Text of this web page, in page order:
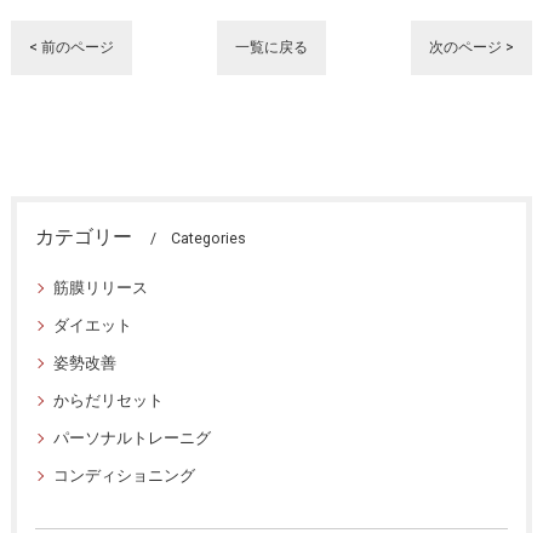
< 前のページ 一覧に戻る 次のページ >
カテゴリー Categories
筋膜リリース
ダイエット
姿勢改善
からだリセット
パーソナルトレーニグ
コンディショニング